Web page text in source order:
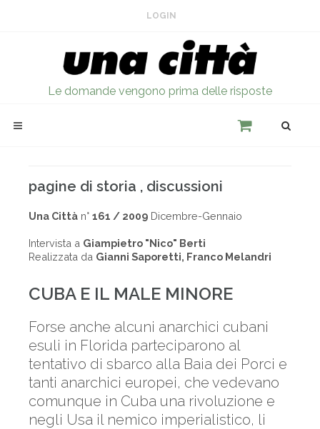
LOGIN
Le domande vengono prima delle risposte
pagine di storia , discussioni
Una Città n° 161 / 2009 Dicembre-Gennaio
Intervista a Giampietro "Nico" Berti
Realizzata da Gianni Saporetti, Franco Melandri
CUBA E IL MALE MINORE
Forse anche alcuni anarchici cubani
esuli in Florida parteciparono al
tentativo di sbarco alla Baia dei Porci e
tanti anarchici europei, che vedevano
comunque in Cuba una rivoluzione e
negli Usa il nemico imperialistico, li